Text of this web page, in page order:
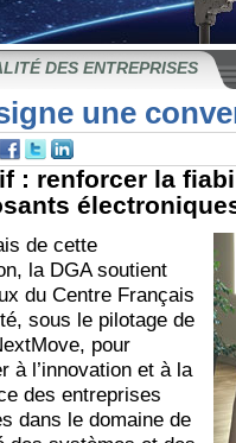
DES ENTREPRISES
une
: renforcer la
de cette
la DGA soutient
du Centre Français
sous le pilotage de
pour
à l’innovation et à la
des entreprises
dans le domaine de